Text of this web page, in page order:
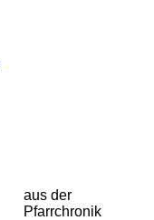
aus der
Pfarrchronik